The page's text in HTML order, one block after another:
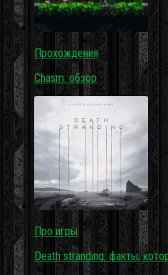
Прохождения
Chasm: обзор
Про игры
Death stranding: факты,